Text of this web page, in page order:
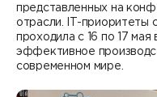
Старт с Вендором
Книги DATAREON
Вебинары
представленных на
отрасли. IT-приоритеты
проходила с 16 по 17
эффективное
современном мире.